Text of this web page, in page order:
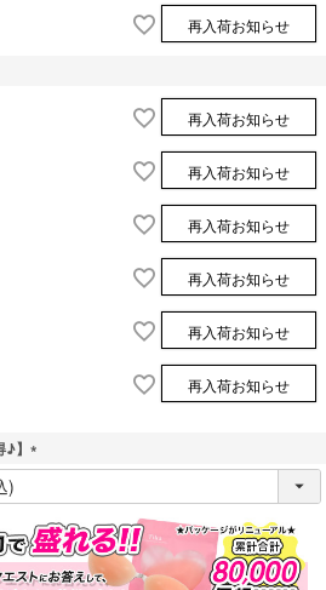
再入荷お知らせ
再入荷お知らせ
再入荷お知らせ
再入荷お知らせ
再入荷お知らせ
再入荷お知らせ
再入荷お知らせ
】
(
)